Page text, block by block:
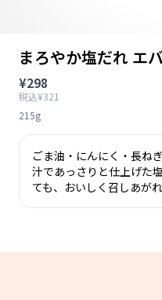
まろやか塩だれ エ
¥298
税込¥321
215g
ごま油・にんにく・長ね
汁であっさりと仕上げた
ても、おいしく召しあがれ